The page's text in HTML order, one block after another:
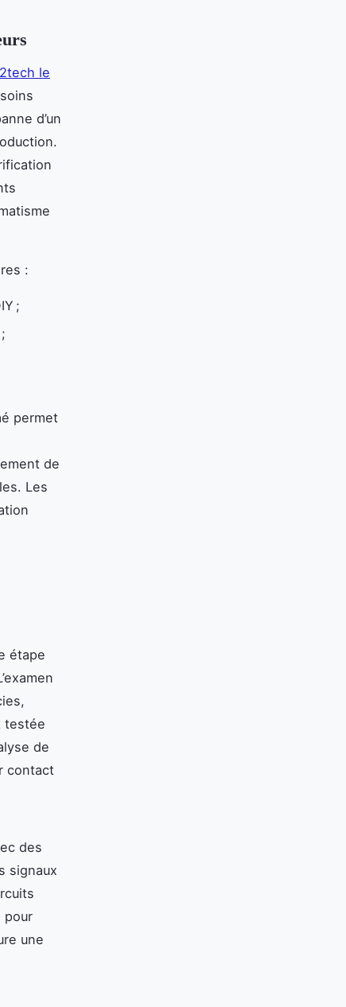
2tech le
d’un
:
;
permet
de
Les
étape
testée
de
contact
des
signaux
pour
une